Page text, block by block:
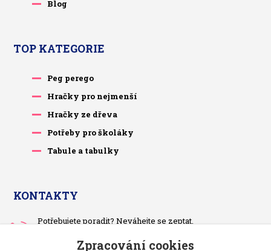
Blog
TOP KATEGORIE
Peg perego
Hračky pro nejmenší
Hračky ze dřeva
Potřeby pro školáky
Tabule a tabulky
KONTAKTY
Potřebujete poradit? Neváhejte se zeptat.
Po-čt, po 13 hodiněZpracování cookies